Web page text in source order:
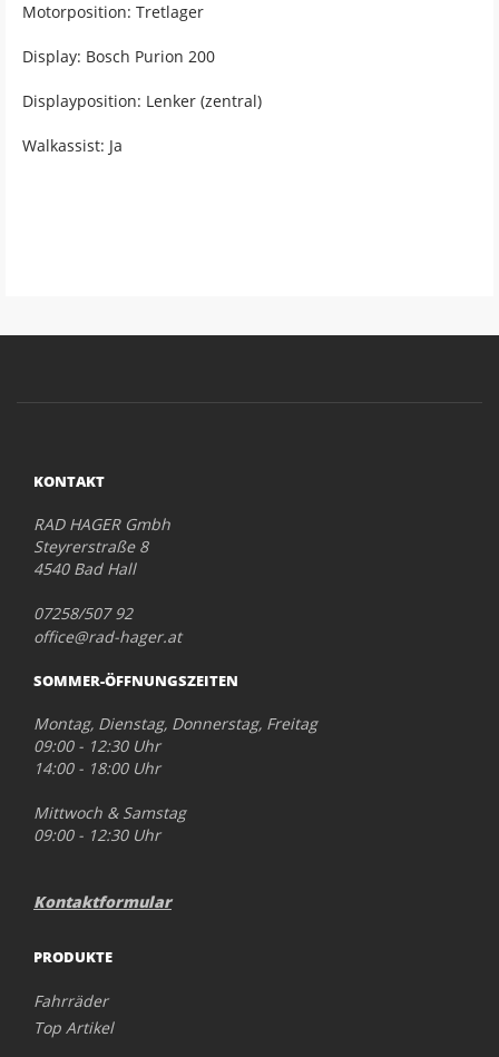
Motorposition: Tretlager
Display: Bosch Purion 200
Displayposition: Lenker (zentral)
Walkassist: Ja
KONTAKT
RAD HAGER Gmbh
Steyrerstraße 8
4540 Bad Hall
07258/507 92
office@rad-hager.at
SOMMER-ÖFFNUNGSZEITEN
Montag, Dienstag, Donnerstag, Freitag
09:00 - 12:30 Uhr
14:00 - 18:00 Uhr
Mittwoch & Samstag
09:00 - 12:30 Uhr
Kontaktformular
PRODUKTE
Fahrräder
Top Artikel